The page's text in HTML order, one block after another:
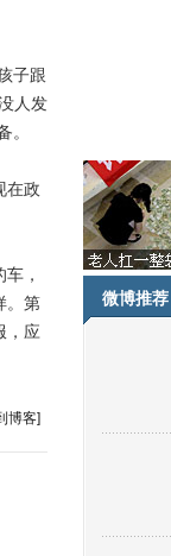
子跟
人发
。
在政
，
。第
，应
博客]
微博推荐